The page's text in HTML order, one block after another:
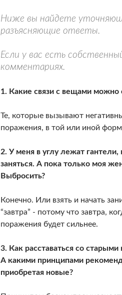
Ниже вы найдете
разъясняющие ответы.
Если у вас есть
комментариях.
1. Какие связи с вещами
Те, которые вызывают
поражения, в той или иной
2. У меня в углу лежат
заняться. А пока только моя
Выбросить?
Конечно. Или взять и начать
“завтра” - потому что завтра,
поражения будет сильнее.
3. Как расставаться со
А какими принципами
приобретая новые?